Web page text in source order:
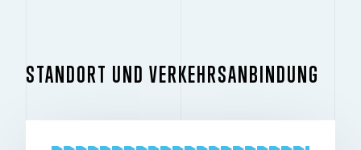
STANDORT UND VERKEHRSANBINDUNG